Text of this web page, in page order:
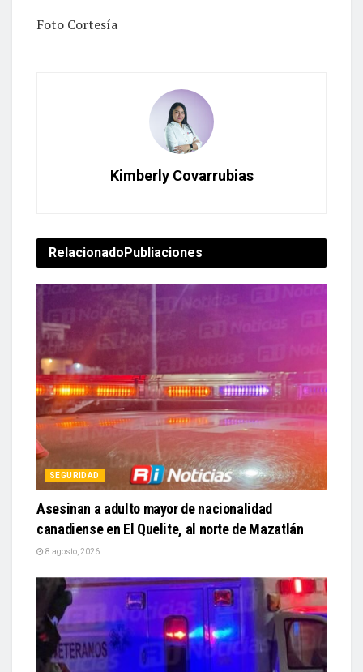
Foto Cortesía
Kimberly Covarrubias
RelacionadoPubliaciones
SEGURIDAD
Asesinan a adulto mayor de nacionalidad
canadiense en El Quelite, al norte de Mazatlán
8 agosto, 2026